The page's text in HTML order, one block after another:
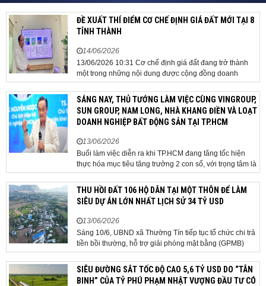
ĐỀ XUẤT THÍ ĐIỂM CƠ CHẾ ĐỊNH GIÁ ĐẤT MỚI TẠI 8
TỈNH THÀNH
14/06/2026
13/06/2026 10:31 Cơ chế định giá đất đang trở thành
một trong những nội dung được cộng đồng doanh
nghiệp, các chuyên gia và cơ quan quản lý đặc biệt
quan tâm khi tác động trực tiếp đến quá trình triển khai
dự án, thu hút đầu tư và sự phát triển ổn định của...
SÁNG NAY, THỦ TƯỚNG LÀM VIỆC CÙNG VINGROUP,
SUN GROUP, NAM LONG, NHÀ KHANG ĐIỀN VÀ LOẠT
DOANH NGHIỆP BẤT ĐỘNG SẢN TẠI TP.HCM
13/06/2026
Buổi làm việc diễn ra khi TP.HCM đang tăng tốc hiện
thực hóa mục tiêu tăng trưởng 2 con số, với trọng tâm là
giải ngân đầu tư công, hoàn thiện mô hình chính quyền
địa phương 2 cấp, phát triển nhà ở xã hội và xử lý các
vướng mắc về cơ chế, chính...
THU HỒI ĐẤT 106 HỘ DÂN TẠI MỘT THÔN ĐỂ LÀM
SIÊU DỰ ÁN LỚN NHẤT LỊCH SỬ 34 TỶ USD
13/06/2026
Sáng 10/6, UBND xã Thường Tín tiếp tục tổ chức chi trả
tiền bồi thường, hỗ trợ giải phóng mặt bằng (GPMB)
cho 106 hộ gia đình, cá nhân thuộc diện thu hồi đất để
thực hiện dự án Khu đô thị thể thao Quốc tế Hà Nội trên
địa bàn thôn Nhuệ Giang. Trong...
SIÊU ĐƯỜNG SẮT TỐC ĐỘ CAO 5,6 TỶ USD DO “TÂN
BINH” CỦA TỶ PHÚ PHẠM NHẬT VƯỢNG ĐẦU TƯ CÓ